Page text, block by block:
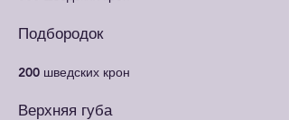
Подбородок
200 шведских крон
Верхняя губа